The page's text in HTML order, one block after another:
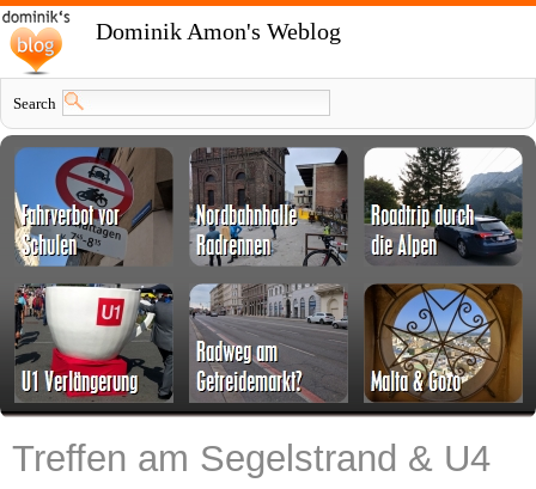
Dominik Amon's Weblog
Search
Treffen am Segelstrand & U4